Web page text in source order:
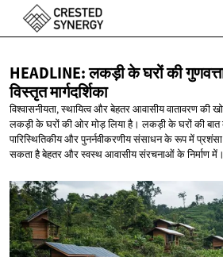
HEADLINE: लकड़ी के घरों की
विस्तृत मार्गदर्शिका
विश्वासनीयता, स्थायित्व और बेहतर आवासीय वातावरण की
लकड़ी के घरों की ओर मोड़ लिया है। लकड़ी के घरों की
पारिस्थितिकीय और पुनर्नवीकरणीय संसाधन के रूप में
सकता है बेहतर और स्वस्थ आवासीय संरचनाओं के निर्माण में।